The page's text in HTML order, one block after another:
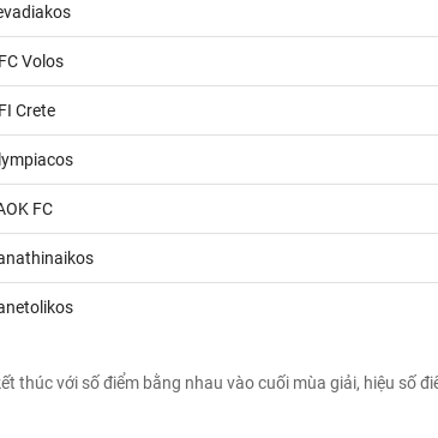
Volos
Crete
FC
thúc với số điểm bằng nhau vào cuối mùa giải, hiệu số